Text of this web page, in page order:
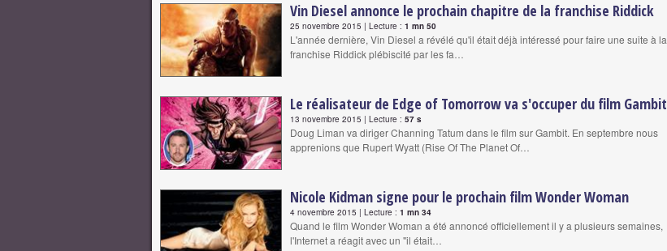
Vin Diesel annonce le prochain chapitre de la franchise Riddick
25 novembre 2015 | Lecture : 1 mn 50
L'année dernière, Vin Diesel a révélé qu'il était déjà intéressé pour faire une suite à la
franchise Riddick plébiscité par les fa…
Le réalisateur de Edge of Tomorrow va s'occuper du film Gambit
13 novembre 2015 | Lecture : 57 s
Doug Liman va diriger Channing Tatum dans le film sur Gambit. En septembre nous
apprenions que Rupert Wyatt (Rise Of The Planet Of…
Nicole Kidman signe pour le prochain film Wonder Woman
4 novembre 2015 | Lecture : 1 mn 34
Quand le film Wonder Woman a été annoncé officiellement il y a plusieurs semaines,
l'Internet a réagit avec un "il était…